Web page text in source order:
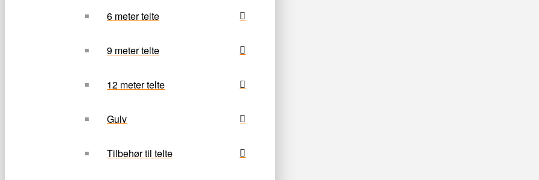
6 meter telte
9 meter telte
12 meter telte
Gulv
Tilbehør til telte